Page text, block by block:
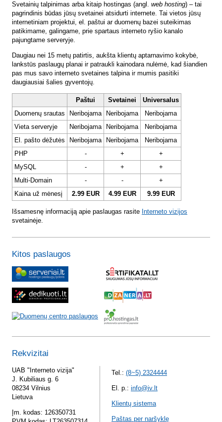
Svetainių talpinimas arba kitaip hostingas (angl. web hosting) – tai
pagrindinis būdas jūsų svetainei atsidurti internete. Tai vietos jūsų
internetiniam projektui, el. paštui ar duomenų bazei suteikimas
patikimame, galingame, prie spartaus interneto ryšio kanalo
pajungtame serveryje.
Daugiau nei 15 metų patirtis, aukšta klientų aptarnavimo kokybė,
lankstūs paslaugų planai ir patraukli kainodara nulėmė, kad šiandien
pas mus savo interneto svetaines talpina ir mumis pasitiki
daugiausiai šalies gyventojų.
Paštui Svetainei
Universalus
Duomenų srautas
Neribojama Neribojama
Neribojama
Vieta serveryje
Neribojama Neribojama
Neribojama
El. pašto dėžutės
Neribojama Neribojama
Neribojama
PHP
- +
+
MySQL
- +
+
Multi-Domain
- -
+
Kaina už mėnesį
2.99 EUR 4.99 EUR 9.99 EUR
Išsamesnę informaciją apie paslaugas rasite Interneto vizijos
svetainėje.
Kitos paslaugos
Rekvizitai
UAB "Interneto vizija"
J. Kubiliaus g. 6
08234 Vilnius
Lietuva
Įm. kodas: 126350731
Tel.: (8~5) 2324444
El. p.: info@iv.lt
Klientų sistema
Paštas per naršyklę